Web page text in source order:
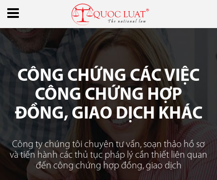
CÔNG CHỨNG CÁC VIỆC
CÔNG CHỨNG HỢP
ĐỒNG, GIAO DỊCH KHÁC
Công ty chúng tôi chuyên tư vấn, soạn thảo hồ sơ
và tiến hành các thủ tục pháp lý cần thiết liên quan
đến công chứng hợp đồng, giao dịch